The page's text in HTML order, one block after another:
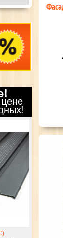
СОФИТ VOX